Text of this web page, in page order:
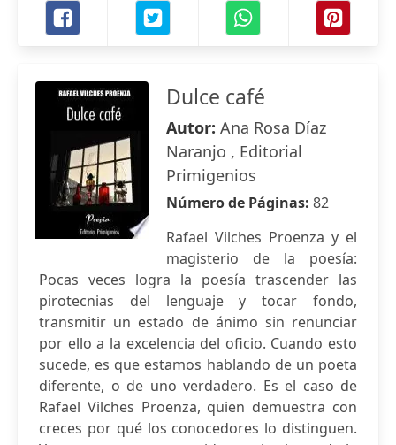
Dulce café
Autor: Ana Rosa Díaz
Naranjo , Editorial
Primigenios
Número de Páginas: 82
Rafael Vilches Proenza y el
magisterio de la poesía:
Pocas veces logra la poesía trascender las
pirotecnias del lenguaje y tocar fondo,
transmitir un estado de ánimo sin renunciar
por ello a la excelencia del oficio. Cuando esto
sucede, es que estamos hablando de un poeta
diferente, o de uno verdadero. Es el caso de
Rafael Vilches Proenza, quien demuestra con
creces por qué los conocedores lo distinguen.